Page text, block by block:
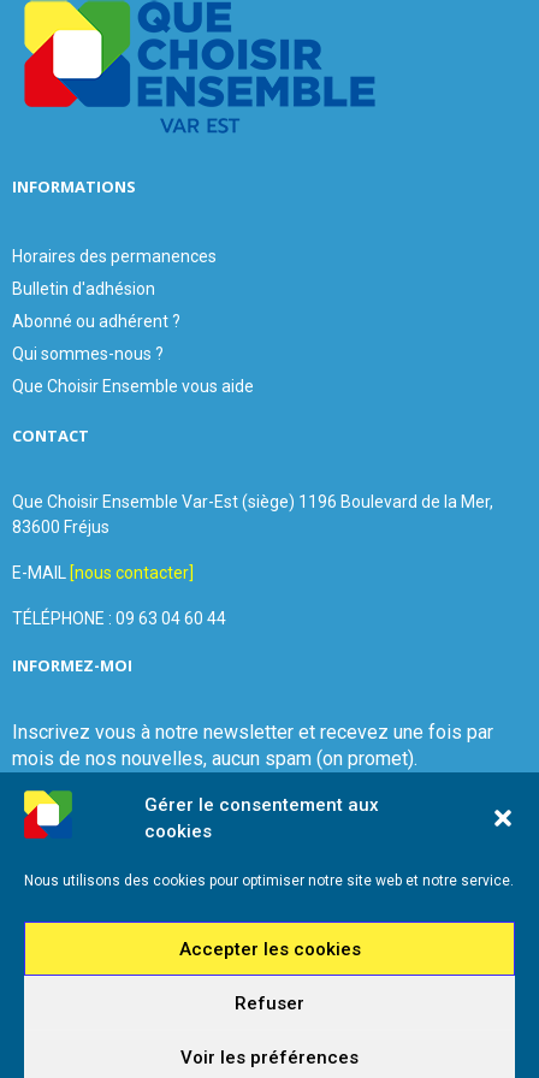
Gérer le consentement aux
cookies
Nous utilisons des cookies pour optimiser notre site web et notre service.
Accepter les cookies
Refuser
Voir les préférences
INFORMATIONS
Horaires des permanences
Bulletin d'adhésion
Abonné ou adhérent ?
Qui sommes-nous ?
Que Choisir Ensemble vous aide
CONTACT
Que Choisir Ensemble Var-Est (siège) 1196 Boulevard de la Mer,
83600 Fréjus
E-MAIL [nous contacter]
TÉLÉPHONE : 09 63 04 60 44
INFORMEZ-MOI
Inscrivez vous à notre newsletter et recevez une fois par
mois de nos nouvelles, aucun spam (on promet).